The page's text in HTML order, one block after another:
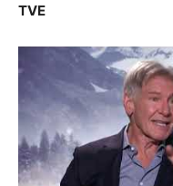
TVE